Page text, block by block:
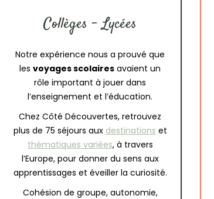
Collèges – Lycées
Notre expérience nous a prouvé que
lesvoyages scolaires avaient un
rôle important à jouer dans
l’enseignement et l’éducation.
Chez Côté Découvertes, retrouvez
plus de 75 séjours aux destinations et
thématiques variées, à travers
l’Europe, pour donner du sens aux
apprentissages et éveiller la curiosité.
Cohésion de groupe, autonomie,